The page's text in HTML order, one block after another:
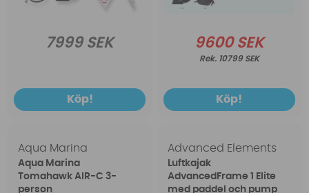
7999 SEK
Köp!
9600 SEK
10799 SEK
Köp!
Aqua Marina
Aqua Marina
Tomahawk AIR-C 3-
person
Advanced Elements
Luftkajak
AdvancedFrame 1 Elite
med paddel och pump